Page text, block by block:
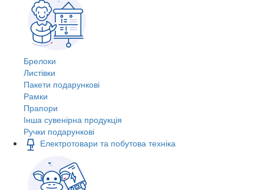
Брелоки
Листівки
Пакети подарункові
Рамки
Прапори
Інша сувенірна продукція
Ручки подарункові
Електротовари та побутова техніка